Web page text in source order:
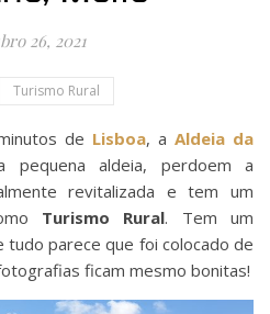
26, 2021
Turismo Rural
de Lisboa, a Aldeia da
aldeia, perdoem a
revitalizada e tem um
Turismo Rural. Tem um
parece que foi colocado de
ficam mesmo bonitas!